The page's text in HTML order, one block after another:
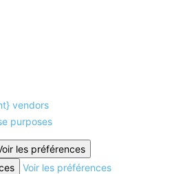
vendors
purposes
les préférences
Voir les préférences